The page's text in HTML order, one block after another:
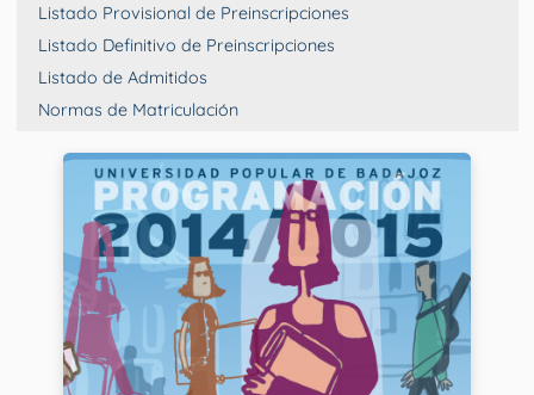
Listado Provisional de Preinscripciones
Listado Definitivo de Preinscripciones
Listado de Admitidos
Normas de Matriculación